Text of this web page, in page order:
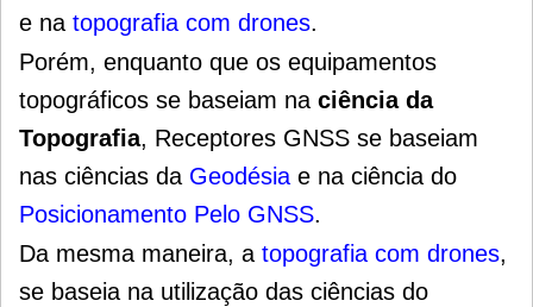
e na topografia com drones.
Porém, enquanto que os equipamentos
topográficos se baseiam na ciência da
Topografia, Receptores GNSS se baseiam
nas ciências da Geodésia e na ciência do
Posicionamento Pelo GNSS.
Da mesma maneira, a topografia com drones,
se baseia na utilização das ciências do